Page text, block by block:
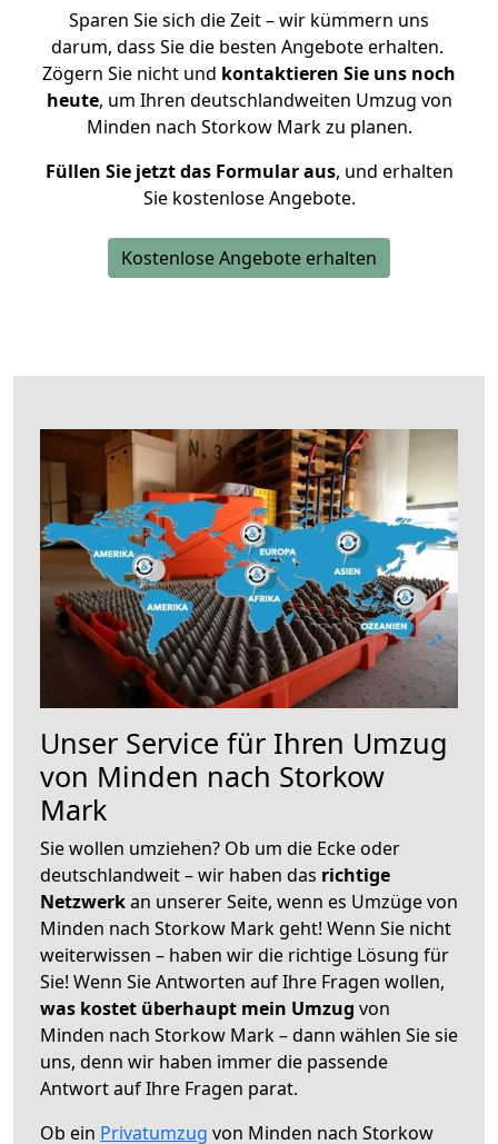
Sparen Sie sich die Zeit – wir kümmern uns
darum, dass Sie die besten Angebote erhalten.
Zögern Sie nicht und kontaktieren Sie uns noch
heute, um Ihren deutschlandweiten Umzug von
Minden nach Storkow Mark zu planen.
Füllen Sie jetzt das Formular aus, und erhalten
Sie kostenlose Angebote.
Kostenlose Angebote erhalten
Unser Service für Ihren Umzug
von Minden nach Storkow
Mark
Sie wollen umziehen? Ob um die Ecke oder
deutschlandweit – wir haben das richtige
Netzwerkan unserer Seite, wenn es Umzüge von
Minden nach Storkow Mark geht! Wenn Sie nicht
weiterwissen – haben wir die richtige Lösung für
Sie! Wenn Sie Antworten auf Ihre Fragen wollen,
was kostet überhaupt mein Umzug von
Minden nach Storkow Mark – dann wählen Sie sie
uns, denn wir haben immer die passende
Antwort auf Ihre Fragen parat.
Ob ein Privatumzug von Minden nach Storkow